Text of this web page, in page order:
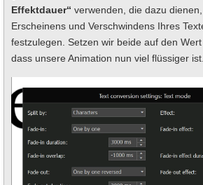
Effektdauer“ verwenden, die dazu
Erscheinens und Verschwindens Ihres
festzulegen. Setzen wir beide auf den
dass unsere Animation nun viel flüssiger ist.